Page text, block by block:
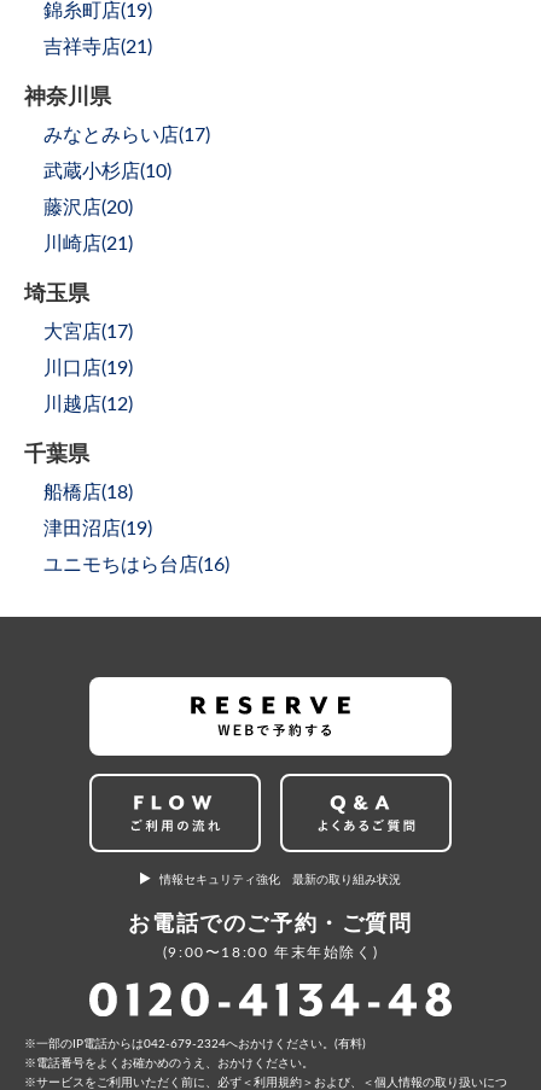
錦糸町店(19)
吉祥寺店(21 )
神奈川県
みなとみらい店(17)
武蔵小杉店(10)
藤沢店(20)
川崎店(21 )
埼玉県
大宮店(17)
川口店(19)
川越店(12)
千葉県
船橋店(18)
津田沼店(19)
ユニモちはら台店(16)
情報セキュリティ強化 最新の取り組み状況
お電話でのご予約・ご質問
(9:00〜18:00 年末年始除く)
⼀部のIP電話からは042-679-2324へおかけください。(有料)
電話番号をよくお確かめのうえ、おかけください。
サービスをご利⽤いただく前に、必ず ＜利⽤規約＞ および、
＜個⼈情報の取り扱いにつ